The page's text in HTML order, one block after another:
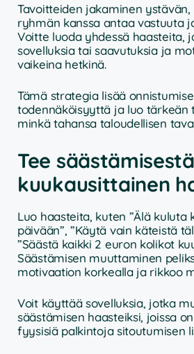
Tavoitteiden jakaminen
ryhmän kanssa antaa vastuuta
Voitte luoda yhdessä haasteita,
sovelluksia tai saavutuksia ja
vaikeina hetkinä.
Tämä strategia lisää
todennäköisyyttä ja luo tärkeän
minkä tahansa taloudellisen
Tee
kuukausittainen
Luo haasteita, kuten ”Älä kuluta
päivään”, ”Käytä vain käteistä
”Säästä kaikki 2 euron kolikot
Säästämisen muuttaminen
motivaation korkealla ja rikkoo
Voit käyttää sovelluksia, jotka
säästämisen haasteiksi, joissa
fyysisiä palkintoja sitoutumisen